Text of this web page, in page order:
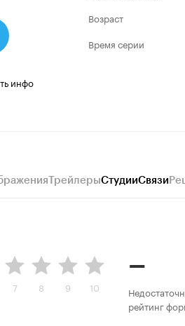
инфо
Возраст
Время серии
ТрейлерыСтудииСвязи
7 8 9 10
–
рейтинг